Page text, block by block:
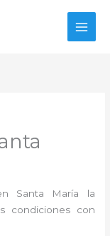
Santa María la
condiciones con